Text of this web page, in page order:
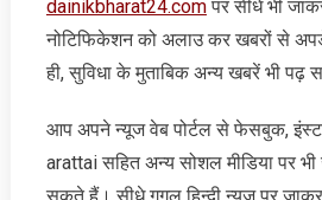
dainikbharat24.comपर सीधे भी
नोटिफिकेशन को अलाउ कर खबरों से
ही, सुविधा के मुताबिक अन्‍य खबरें भी पढ़
आप अपने न्‍यूज वेब पोर्टल से फेसबुक,
arattai सहित अन्‍य सोशल मीडिया पर